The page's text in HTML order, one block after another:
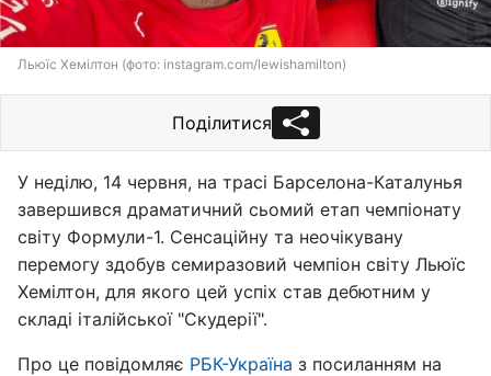
Льюїс Хемілтон (фото: instagram.com/lewishamilton)
Поділитися
У неділю, 14 червня, на трасі Барселона-Каталунья
завершився драматичний сьомий етап чемпіонату
світу Формули-1. Сенсаційну та неочікувану
перемогу здобув семиразовий чемпіон світу Льюїс
Хемілтон, для якого цей успіх став дебютним у
складі італійської "Скудерії".
Про це повідомляє РБК-Україна з посиланням на